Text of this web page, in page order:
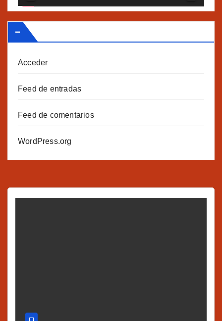
–
Acceder
Feed de entradas
Feed de comentarios
WordPress.org